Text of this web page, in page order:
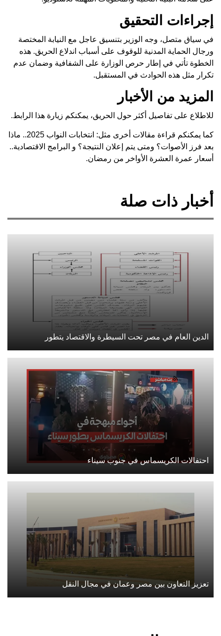
إجراءات التحقيق
في سياق متصل، وجه الوزير بتنسيق عاجل مع النيابة المختصة
ورجال الحماية المدنية للوقوف على أسباب اندلاع الحريق. هذه
الخطوة تأتي في إطار حرص الوزارة على الشفافية وضمان عدم
تكرار مثل هذه الحوادث في المستقبل.
المزيد من الأخبار
للاطلاع على تفاصيل أكثر حول الحريق، يمكنكم زيارة هذا الرابط.
كما يمكنكم قراءة مقالات أخرى مثل:
انتخابات النواب 2025.. ماذا
بعد فرز الأصوات؟ ومتى يتم إعلان النتيجة؟ و البرامج الاقتصادية..
أسعار عمرة العشرة الأواخر من رمضان.
أخبار ذات صلة
الدين العام في مصر تحت السيطرة والاقتصاد يتطور
احتفالات الكريسماس في جنوب سيناء
تعزيز التعاون بين مصر وعمان في مجال النقل